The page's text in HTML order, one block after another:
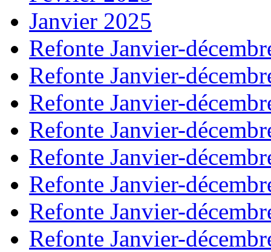
Janvier 2025
Refonte Janvier-
Refonte Janvier-
Refonte Janvier-
Refonte Janvier-
Refonte Janvier-
Refonte Janvier-
Refonte Janvier-
Refonte Janvier-